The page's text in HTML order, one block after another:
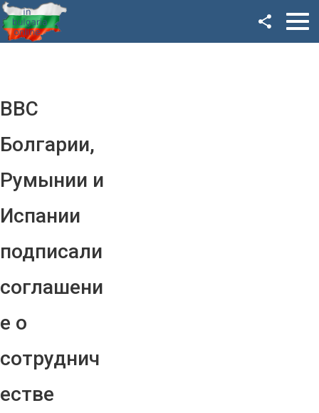
ВВС
Болгарии,
Румынии и
Испании
подписали
соглашени
е о
сотруднич
естве